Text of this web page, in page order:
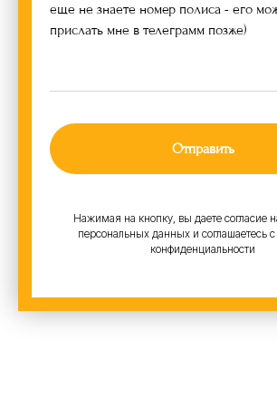
еще не знаете номер полиса - его
прислать мне в телеграмм позже)
Отправить
Нажимая на кнопку, вы даете согласие
персональных данных и соглашаетесь c
конфиденциальности